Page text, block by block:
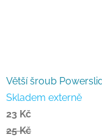
Větší šroub
Skladem externě
23 Kč
25 Kč